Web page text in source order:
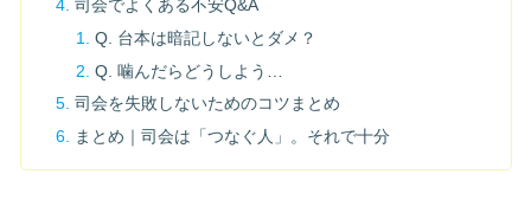
司会でよくある不安Q&A
Q. 台本は暗記しないとダメ？
Q. 噛んだらどうしよう…
司会を失敗しないためのコツまとめ
まとめ｜司会は「つなぐ人」。それで十分